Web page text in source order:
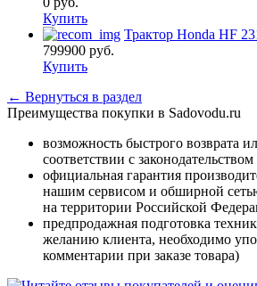
Купить
Трактор Honda HF
799900 руб.
Купить
← Вернуться в раздел
Преимущества покупки в Sadovodu.ru
возможность быстрого возврата
соответствии с
официальная гарантия
нашим сервисом и обширной
на территории Российской
предпродажная подготовка
желанию клиента, необходимо
комментарии при заказе товара)